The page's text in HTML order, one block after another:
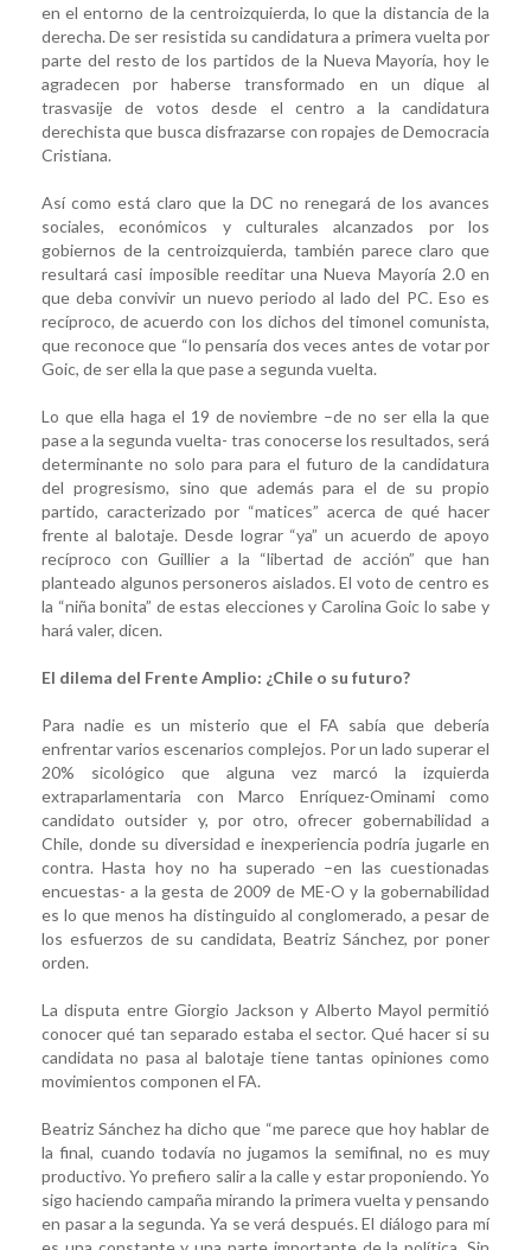
en el entorno de la centroizquierda, lo que la distancia de la
derecha. De ser resistida su candidatura a primera vuelta por
parte del resto de los partidos de la Nueva Mayoría, hoy le
agradecen por haberse transformado en un dique al
trasvasije de votos desde el centro a la candidatura
derechista que busca disfrazarse con ropajes de Democracia
Cristiana.
Así como está claro que la DC no renegará de los avances
sociales, económicos y culturales alcanzados por los
gobiernos de la centroizquierda, también parece claro que
resultará casi imposible reeditar una Nueva Mayoría 2.0 en
que deba convivir un nuevo periodo al lado del PC. Eso es
recíproco, de acuerdo con los dichos del timonel comunista,
que reconoce que “lo pensaría dos veces antes de votar por
Goic, de ser ella la que pase a segunda vuelta.
Lo que ella haga el 19 de noviembre –de no ser ella la que
pase a la segunda vuelta- tras conocerse los resultados, será
determinante no solo para para el futuro de la candidatura
del progresismo, sino que además para el de su propio
partido, caracterizado por “matices” acerca de qué hacer
frente al balotaje. Desde lograr “ya” un acuerdo de apoyo
recíproco con Guillier a la “libertad de acción” que han
planteado algunos personeros aislados. El voto de centro es
la “niña bonita” de estas elecciones y Carolina Goic lo sabe y
hará valer, dicen.
El dilema del Frente Amplio: ¿Chile o su futuro?
Para nadie es un misterio que el FA sabía que debería
enfrentar varios escenarios complejos. Por un lado superar el
20% sicológico que alguna vez marcó la izquierda
extraparlamentaria con Marco Enríquez-Ominami como
candidato outsider y, por otro, ofrecer gobernabilidad a
Chile, donde su diversidad e inexperiencia podría jugarle en
contra. Hasta hoy no ha superado –en las cuestionadas
encuestas- a la gesta de 2009 de ME-O y la gobernabilidad
es lo que menos ha distinguido al conglomerado, a pesar de
los esfuerzos de su candidata, Beatriz Sánchez, por poner
orden.
La disputa entre Giorgio Jackson y Alberto Mayol permitió
conocer qué tan separado estaba el sector. Qué hacer si su
candidata no pasa al balotaje tiene tantas opiniones como
movimientos componen el FA.
Beatriz Sánchez ha dicho que “me parece que hoy hablar de
la final, cuando todavía no jugamos la semifinal, no es muy
productivo. Yo prefiero salir a la calle y estar proponiendo. Yo
sigo haciendo campaña mirando la primera vuelta y pensando
en pasar a la segunda. Ya se verá después. El diálogo para mí